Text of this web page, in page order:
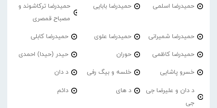
حمیدرضا اسلمی حمیدرضا بابایی
حمیدرضا ترکاشوند و
مصباح قمصری
حمیدرضا شمیرانی حمیدرضا علوی حمیدرضا کابلی
حمیدرضا کاظمی حوران حیدر (حیدا) احمدی
خسرو پاشایی خلسه و بیگ رفی د دان
د دان و علیرضا جی
جی
د های دائم